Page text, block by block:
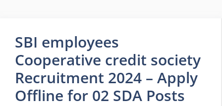
SBI employees
Cooperative credit society
Recruitment 2024 – Apply
Offline for 02 SDA Posts